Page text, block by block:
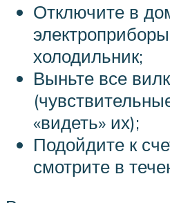
Отключите в
холодильник;
Выньте все
«видеть» их);
Подойдите к
смотрите в